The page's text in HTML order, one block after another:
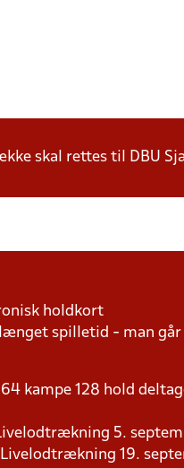
skal rettes til DBU
holdkort
spilletid - man
kampe 128 hold
5.
19.